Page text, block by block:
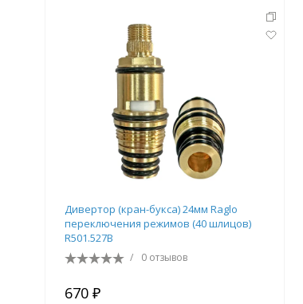
Дивертор (кран-букса) 24мм Raglo
переключения режимов (40 шлицов)
R501.527B
/ 0 отзывов
670 ₽